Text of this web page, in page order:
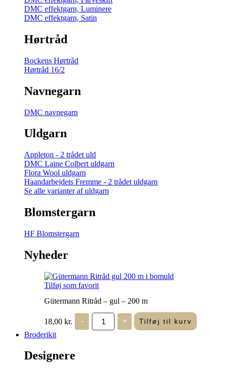
DMC effektgarn, Luminere
DMC effektgarn, Satin
Hørtråd
Bockens Hørtråd
Hørtråd 16/2
Navnegarn
DMC navnegarn
Uldgarn
Appleton - 2 trådet uld
DMC Laine Colbert uldgarn
Flora Wool uldgarn
Haandarbejdets Fremme - 2 trådet uldgarn
Se alle varianter af uldgarn
Blomstergarn
HF Blomstergarn
Nyheder
Tilføj som favorit
Gütermann Ritråd – gul – 200 m
18,00 kr. -
Gütermann
Ritråd
-
+ Tilføj til kurv
Broderikit
Designere